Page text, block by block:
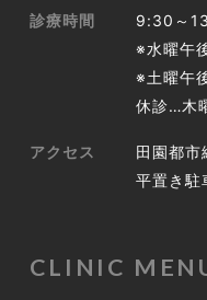
診療時間
9:30～
※水曜午
※土曜午
休診…木
アクセス
田園都
平置き駐
CLINIC